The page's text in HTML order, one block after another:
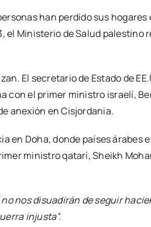
han perdido sus
el Ministerio de Salud palestino
El secretario de Estado de
con el primer ministro israelí,
anexión en Cisjordania.
en Doha, donde países árabes
ministro qatarí, Sheikh
nos disuadirán de seguir
injusta”.